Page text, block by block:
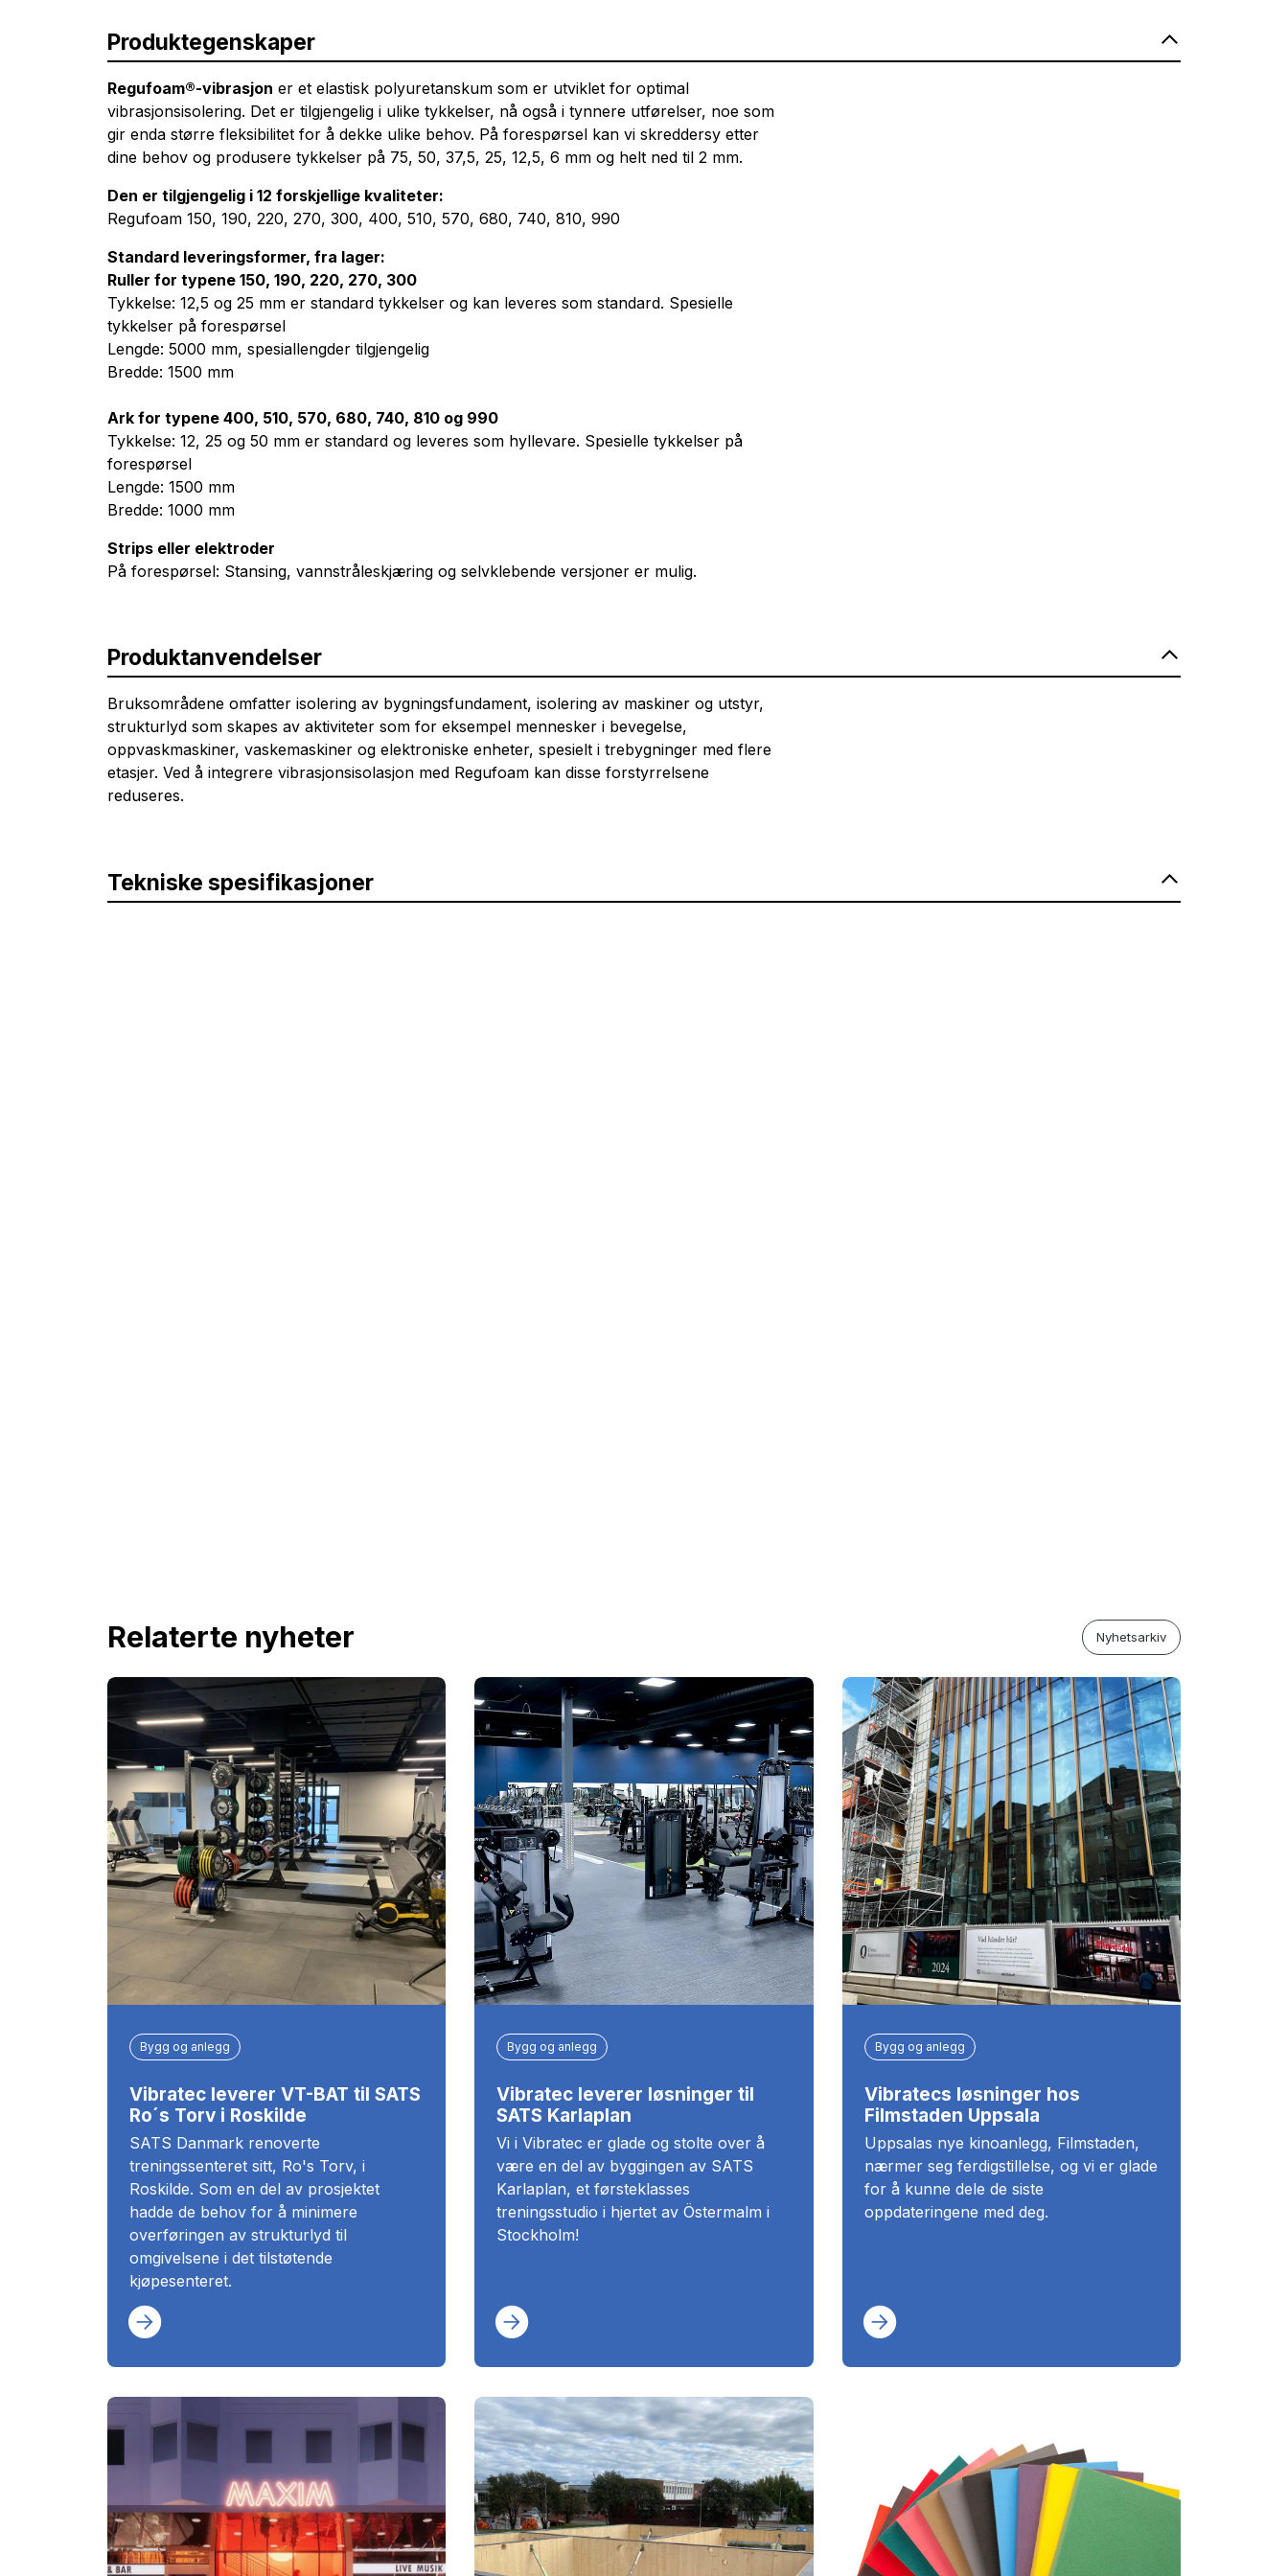
Produktegenskaper
Regufoam®-vibrasjon er et elastisk polyuretanskum som er utviklet for optimal
vibrasjonsisolering. Det er tilgjengelig i ulike tykkelser, nå også i tynnere utførelser, noe som
gir enda større fleksibilitet for å dekke ulike behov. På forespørsel kan vi skreddersy etter
dine behov og produsere tykkelser på 75, 50, 37,5, 25, 12,5, 6 mm og helt ned til 2 mm.
Den er tilgjengelig i 12 forskjellige kvaliteter:
Regufoam 150, 190, 220, 270, 300, 400, 510, 570, 680, 740, 810, 990
Standard leveringsformer, fra lager:
Ruller for typene 150, 190, 220, 270, 300
Tykkelse: 12,5 og 25 mm er standard tykkelser og kan leveres som standard. Spesielle
tykkelser på forespørsel
Lengde: 5000 mm, spesiallengder tilgjengelig
Bredde: 1500 mm
Ark for typene 400, 510, 570, 680, 740, 810 og 990
Tykkelse: 12, 25 og 50 mm er standard og leveres som hyllevare. Spesielle tykkelser på
forespørsel
Lengde: 1500 mm
Bredde: 1000 mm
Strips eller elektroder
På forespørsel: Stansing, vannstråleskjæring og selvklebende versjoner er mulig.
Produktanvendelser
Bruksområdene omfatter isolering av bygningsfundament, isolering av maskiner og utstyr,
strukturlyd som skapes av aktiviteter som for eksempel mennesker i bevegelse,
oppvaskmaskiner, vaskemaskiner og elektroniske enheter, spesielt i trebygninger med flere
etasjer. Ved å integrere vibrasjonsisolasjon med Regufoam kan disse forstyrrelsene
reduseres.
Tekniske spesifikasjoner
Relaterte nyheter Nyhetsarkiv
Bygg og anlegg
Vibratec leverer VT-BAT til SATS
Ro´s Torv i Roskilde
SATS Danmark renoverte
treningssenteret sitt, Ro's Torv, i
Roskilde. Som en del av prosjektet
hadde de behov for å minimere
overføringen av strukturlyd til
omgivelsene i det tilstøtende
kjøpesenteret.
Bygg og anlegg
Vibratec leverer løsninger til
SATS Karlaplan
Vi i Vibratec er glade og stolte over å
være en del av byggingen av SATS
Karlaplan, et førsteklasses
treningsstudio i hjertet av Östermalm i
Stockholm!
Bygg og anlegg
Vibratecs løsninger hos
Filmstaden Uppsala
Uppsalas nye kinoanlegg, Filmstaden,
nærmer seg ferdigstillelse, og vi er glade
for å kunne dele de siste
oppdateringene med deg.